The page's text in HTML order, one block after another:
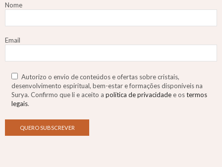
Nome
Email
Autorizo o envio de conteúdos e ofertas sobre cristais,
desenvolvimento espiritual, bem-estar e formações disponíveis na
Surya. Confirmo que li e aceito a política de privacidadee ostermos
legais.